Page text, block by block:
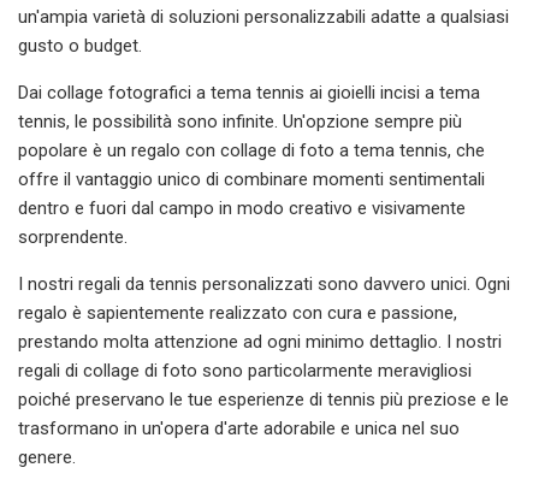
un'ampia varietà di soluzioni personalizzabili adatte a qualsiasi
gusto o budget.
Dai collage fotografici a tema tennis ai gioielli incisi a tema
tennis, le possibilità sono infinite. Un'opzione sempre più
popolare è un regalo con collage di foto a tema tennis, che
offre il vantaggio unico di combinare momenti sentimentali
dentro e fuori dal campo in modo creativo e visivamente
sorprendente.
I nostri regali da tennis personalizzati sono davvero unici. Ogni
regalo è sapientemente realizzato con cura e passione,
prestando molta attenzione ad ogni minimo dettaglio. I nostri
regali di collage di foto sono particolarmente meravigliosi
poiché preservano le tue esperienze di tennis più preziose e le
trasformano in un'opera d'arte adorabile e unica nel suo
genere.